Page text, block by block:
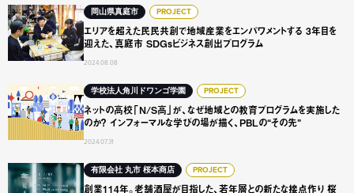
岡山県真庭市 PROJECT
エリアを超えた民民共創で地域産業をエンパワメントする 3年目を
迎えた、真庭市 SDGsビジネス創出プログラム
2024.08.08
エリアを超えた民民共創で地域産業をエンパワメントする
学校法人角川ドワンゴ学園 PROJECT
ネットの高校「N/S高」が、なぜ地域との教育プログラムを実施した
のか？ インフォーマルな学びの場が描く、PBLの“その先”
2024.07.31
ネットの高校「N/S高」が、なぜ地域との教育プログラム
有限会社 丸市 桜本商店 PROJECT
創業114年。老舗酒屋が目指した、若年層との新たな接点作り 桜
創業114年。老舗酒屋が目指した、若年層との新たな接点作